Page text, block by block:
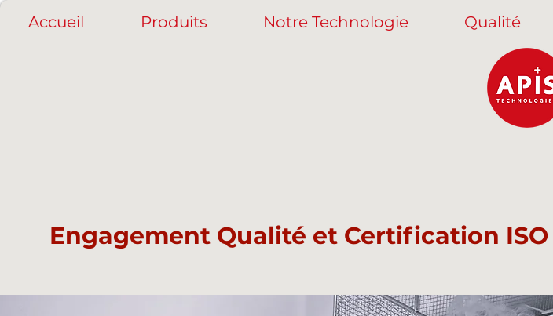
Accueil Produits Notre Technologie Qualité
Engagement Qualité et Certification